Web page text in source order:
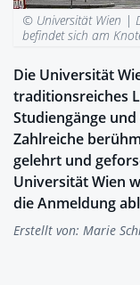
© Universität Wien |
befindet sich am
Die Universität
traditionsreiches
Studiengänge
Zahlreiche
gelehrt und
Universität Wien
die Anmeldung
Erstellt von: Marie